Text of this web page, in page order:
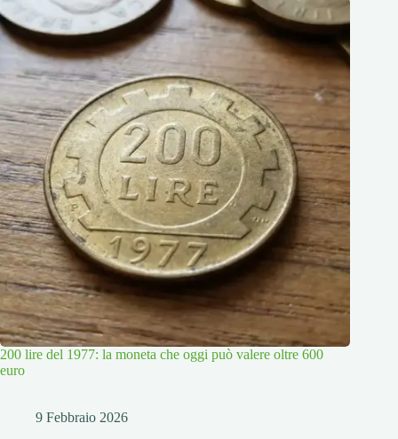
200 lire del 1977: la moneta che oggi può valere oltre 600
euro
9 Febbraio 2026